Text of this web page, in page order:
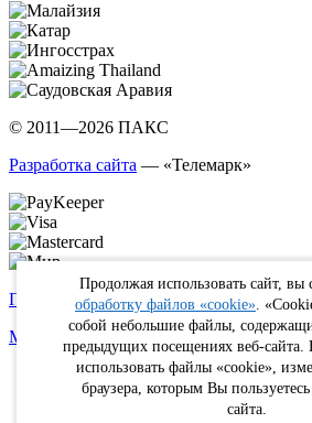
© 2011—2026 ПАКС
Разработка сайта — «Телемарк»
Политика в отношении обработки
Max
WhatsApp Telegram вКонтакте
Продолжая использовать сайт, вы
обработку файлов «cookie» .
собой небольшие файлы,
предыдущих посещениях веб-сайта.
использовать файлы «cookie»,
браузера, которым Вы
сайта.
Online